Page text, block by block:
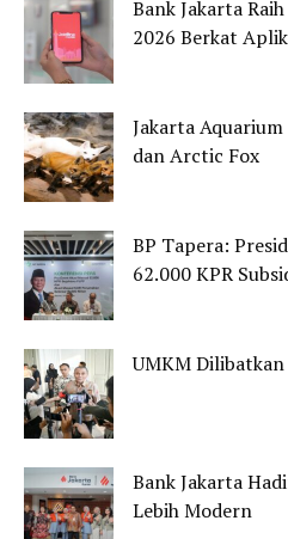
Bank Jakarta
2026 Berkat
Jakarta
dan Arctic Fox
BP Tapera:
62.000 KPR
UMKM Dilibatkan
Bank Jakarta
Lebih Modern